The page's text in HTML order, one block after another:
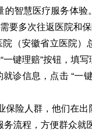
智慧医疗服务体
要多次往返医院和保
（安徽省立医院
键理赔”按钮，填
诊信息，点击 “一
险人群，他们在
流程，方便群众